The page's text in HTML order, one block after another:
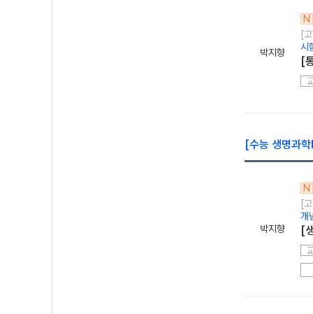
박지향
N
[
시
[
[수능 생명과
박지향
N
[
개
[